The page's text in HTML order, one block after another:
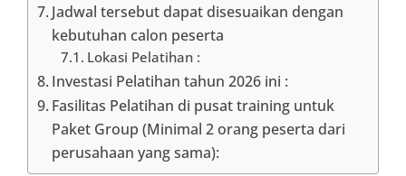
Jadwal tersebut dapat disesuaikan dengan
kebutuhan calon peserta
Lokasi Pelatihan :
Investasi Pelatihan tahun 2026 ini :
Fasilitas Pelatihan di pusat training untuk
Paket Group (Minimal 2 orang peserta dari
perusahaan yang sama):